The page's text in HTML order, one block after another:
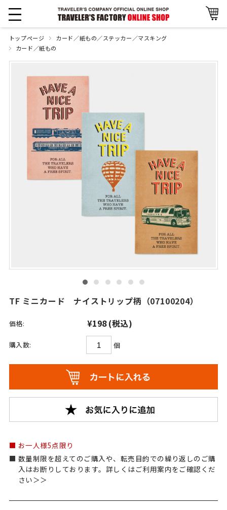
トップページ
カード／紙もの／ステッカー／マスキング
カード／紙もの
TF ミニカード ナイストリップ柄（07100204）
価格: ¥198(税込)
購入数: 個
お一人様5点限り
数量制限を超えてのご購入や、転売目的での繰り返しのご購
入はお断りしております。詳しくはご利用案内をご確認くだ
さい＞＞